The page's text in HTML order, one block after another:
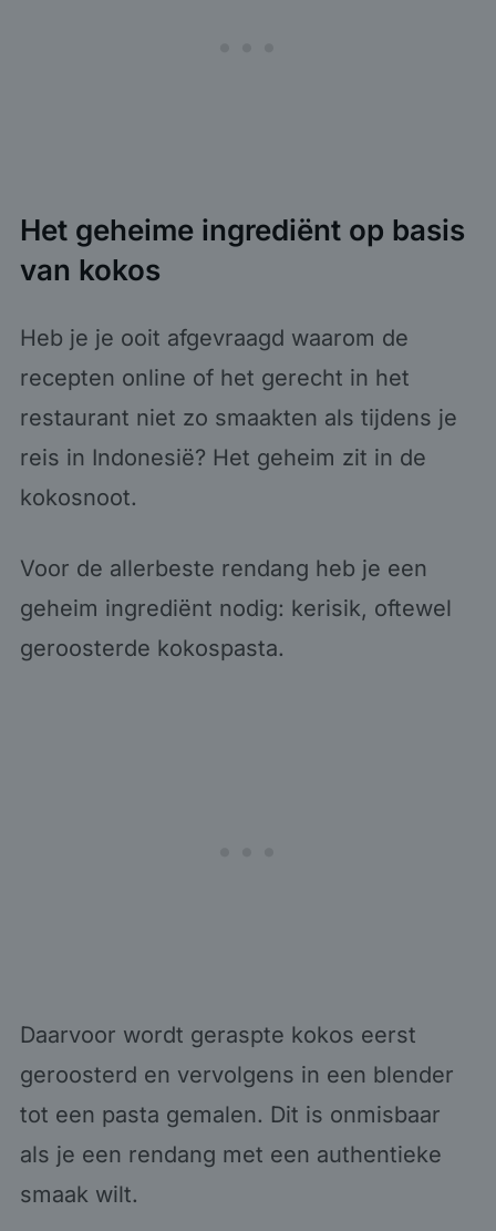
Het geheime ingrediënt op basis
van kokos
Heb je je ooit afgevraagd waarom de
recepten online of het gerecht in het
restaurant niet zo smaakten als tijdens je
reis in Indonesië? Het geheim zit in de
kokosnoot.
Voor de allerbeste rendang heb je een
geheim ingrediënt nodig: kerisik, oftewel
geroosterde kokospasta.
Daarvoor wordt geraspte kokos eerst
geroosterd en vervolgens in een blender
tot een pasta gemalen. Dit is onmisbaar
als je een rendang met een authentieke
smaak wilt.